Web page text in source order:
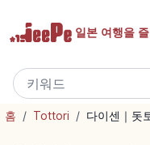
일본 여행을
홈 / Tottori / 다이센｜돗